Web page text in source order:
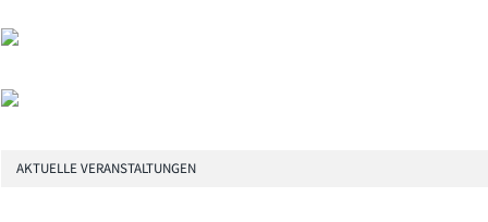
AKTUELLE VERANSTALTUNGEN